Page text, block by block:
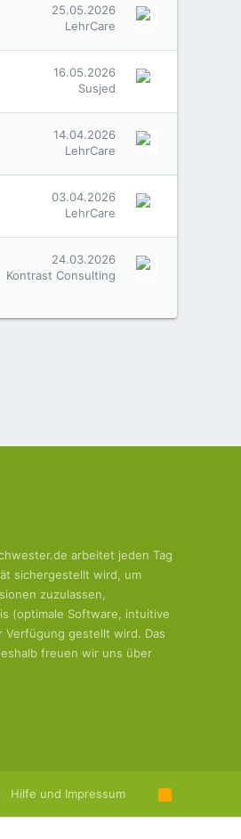
25.05.2026
LehrCare
16.05.2026
Susjed
14.04.2026
LehrCare
03.04.2026
LehrCare
24.03.2026
Kontrast Consulting
arbeitet jeden Tag
sichergestellt wird, um
zuzulassen,
(optimale Software, intuitive
gestellt wird. Das
freuen wir uns über
Hilfe und Impressum
R
S
S